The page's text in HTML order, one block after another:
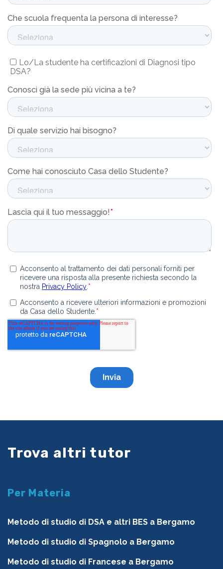
Trova altri tutor
Per Materia
Metodo di studio di DSA e altri BES a Bergamo
Metodo di studio di Spagnolo a Bergamo
Metodo di studio di Francese a Bergamo